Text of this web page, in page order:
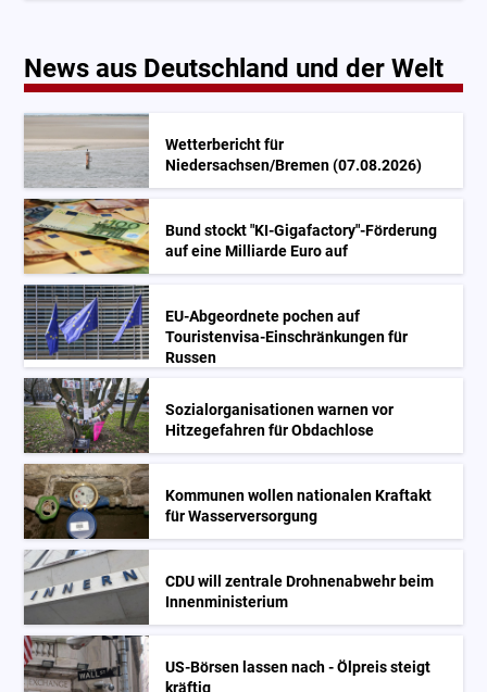
News aus Deutschland und der Welt
Wetterbericht für
Niedersachsen/Bremen (07.08.2026)
Bund stockt "KI-Gigafactory"-Förderung
auf eine Milliarde Euro auf
EU-Abgeordnete pochen auf
Touristenvisa-Einschränkungen für
Russen
Sozialorganisationen warnen vor
Hitzegefahren für Obdachlose
Kommunen wollen nationalen Kraftakt
für Wasserversorgung
CDU will zentrale Drohnenabwehr beim
Innenministerium
US-Börsen lassen nach - Ölpreis steigt
kräftig